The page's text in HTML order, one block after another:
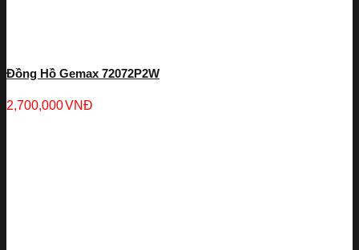
Đồng Hồ Gemax 72072P2W
2,700,000VNĐ